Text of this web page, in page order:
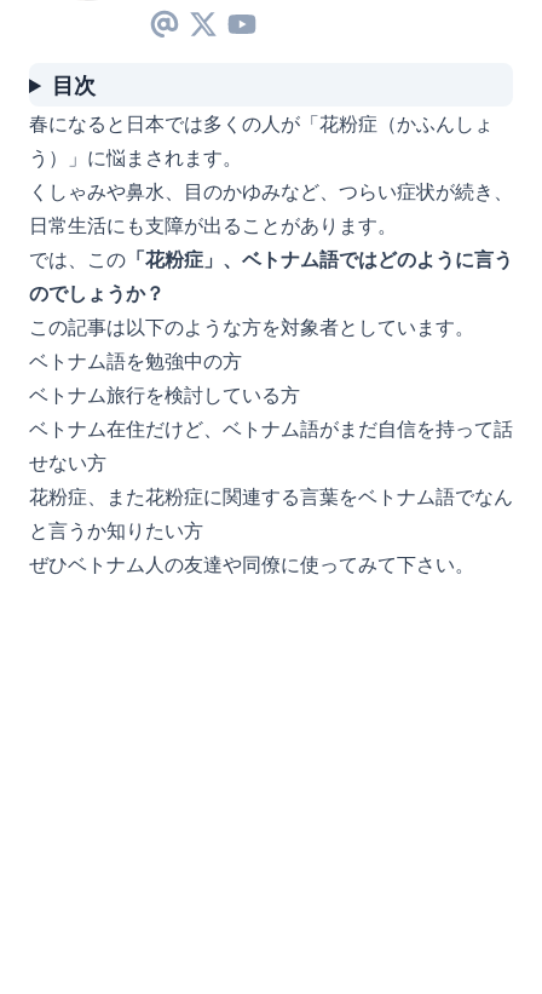
目次
春になると日本では多くの人が「花粉症（かふんしょ
う）」に悩まされます。
くしゃみや鼻水、目のかゆみなど、つらい症状が続き、
日常生活にも支障が出ることがあります。
では、この 「花粉症」、ベトナム語ではどのように言う
のでしょうか？
この記事は以下のような方を対象者としています。
ベトナム語を勉強中の方
ベトナム旅行を検討している方
ベトナム在住だけど、ベトナム語がまだ自信を持って話
せない方
花粉症、また花粉症に関連する言葉をベトナム語でなん
と言うか知りたい方
ぜひベトナム人の友達や同僚に使ってみて下さい。